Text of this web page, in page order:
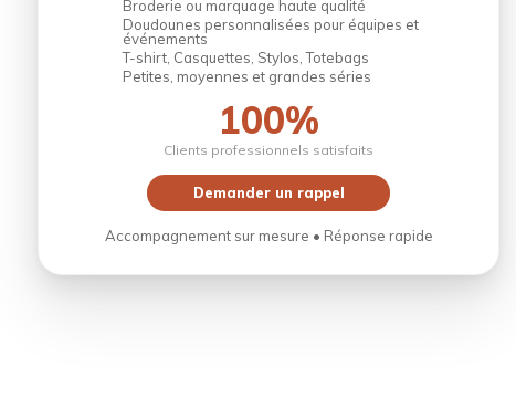
Broderie ou marquage haute qualité
Doudounes personnalisées pour équipes et
événements
T-shirt, Casquettes, Stylos, Totebags
Petites, moyennes et grandes séries
100%
Clients professionnels satisfaits
Demander un rappel
Accompagnement sur mesure • Réponse rapide